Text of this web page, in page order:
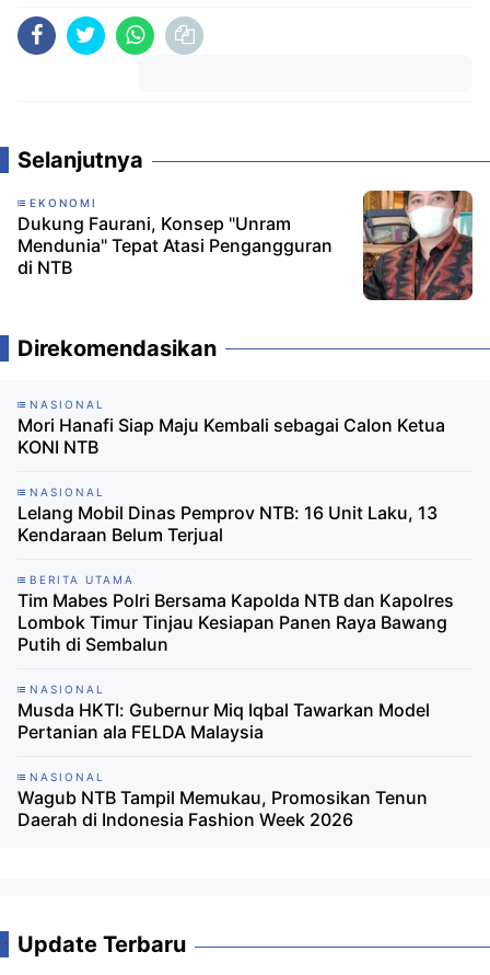
Selanjutnya
EKONOMI
Dukung Faurani, Konsep "Unram
Mendunia" Tepat Atasi Pengangguran
di NTB
Direkomendasikan
NASIONAL
Mori Hanafi Siap Maju Kembali sebagai Calon Ketua
KONI NTB
NASIONAL
Lelang Mobil Dinas Pemprov NTB: 16 Unit Laku, 13
Kendaraan Belum Terjual ‎
BERITA UTAMA
Tim Mabes Polri Bersama Kapolda NTB dan Kapolres
Lombok Timur Tinjau Kesiapan Panen Raya Bawang
Putih di Sembalun
NASIONAL
Musda HKTI: Gubernur Miq Iqbal Tawarkan Model
Pertanian ala FELDA Malaysia
NASIONAL
Wagub NTB Tampil Memukau, Promosikan Tenun
Daerah di Indonesia Fashion Week 2026
Update Terbaru